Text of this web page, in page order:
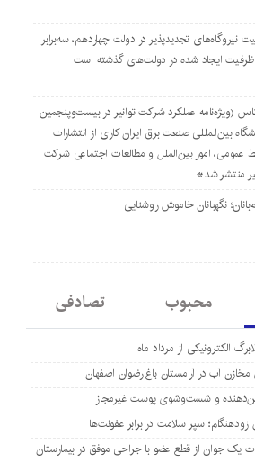
نیروگاه‌های تجدیدپذیر در دولت چهاردهم، سه‌برابر
ایجاد شده در دولت‌های گذشته است
(ویژه‌نامه عملکرد شرکت توانیر در بیست‌وپنجمین
بین‌المللی صنعت برق ایران کاری از انتشارات
عمومی، امور بین‌الملل و مطالعات اجتماعی شرکت
منتشر شد*
نگهبانان خاموش روشنایی
محبوب تصادفی
الکترونیکی از مرداد ماه
آب در آرامستان‌ باغ رضوان اصفهان
و شست‌وشوی پوست غیرمجاز
سپر سلامت در برابر عفونت‌ها
یک جوان از قطع عضو با جراحی موفق در بیمارستان